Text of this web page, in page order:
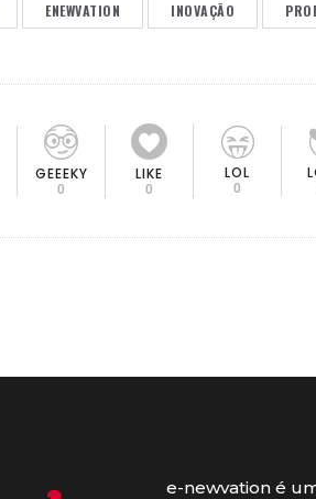
ENEWVATION INOVAÇÃO
GEEEKY
0
LIKE
0
LOL
0
e-newvation é